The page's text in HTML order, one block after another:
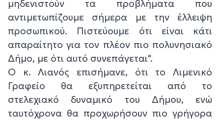
μηδενιστούν τα προβλήματα που
αντιμετωπίζουμε σήμερα με την έλλειψη
προσωπικού. Πιστεύουμε ότι είναι κάτι
απαραίτητο για τον πλέον πιο πολυνησιακό
Δήμο, με ότι αυτό συνεπάγεται".
Ο κ. Λιανός επισήμανε, ότι το Λιμενικό
Γραφείο θα εξυπηρετείται από το
στελεχιακό δυναμικό του Δήμου, ενώ
ταυτόχρονα θα προχωρήσουν πιο γρήγορα